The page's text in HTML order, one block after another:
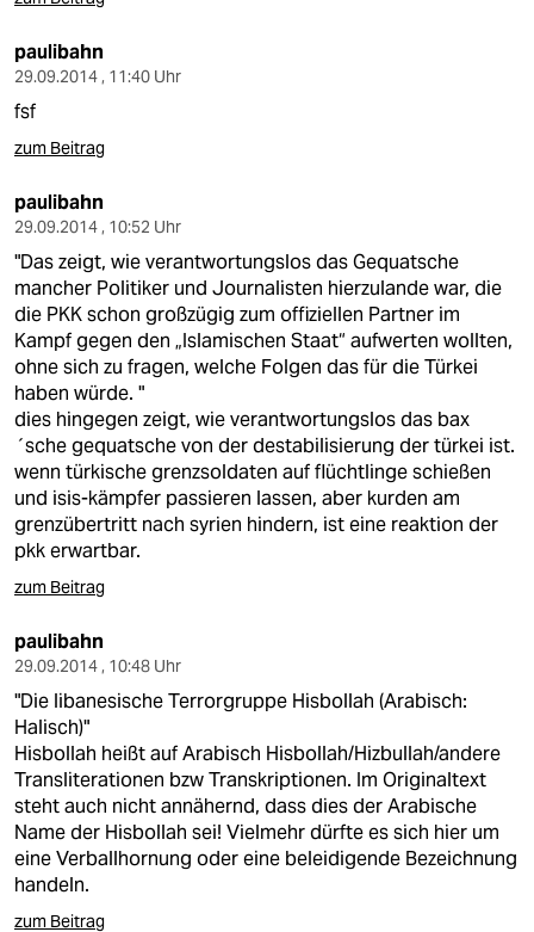
paulibahn
29.09.2014 , 11:40 Uhr
fsf
zum Beitrag
paulibahn
29.09.2014 , 10:52 Uhr
"Das zeigt, wie verantwortungslos das Gequatsche
mancher Politiker und Journalisten hierzulande war, die
die PKK schon großzügig zum offiziellen Partner im
Kampf gegen den „Islamischen Staat“ aufwerten wollten,
ohne sich zu fragen, welche Folgen das für die Türkei
haben würde. "
dies hingegen zeigt, wie verantwortungslos das bax
´sche gequatsche von der destabilisierung der türkei ist.
wenn türkische grenzsoldaten auf flüchtlinge schießen
und isis-kämpfer passieren lassen, aber kurden am
grenzübertritt nach syrien hindern, ist eine reaktion der
pkk erwartbar.
zum Beitrag
paulibahn
29.09.2014 , 10:48 Uhr
"Die libanesische Terrorgruppe Hisbollah (Arabisch:
Halisch)"
Hisbollah heißt auf Arabisch Hisbollah/Hizbullah/andere
Transliterationen bzw Transkriptionen. Im Originaltext
steht auch nicht annähernd, dass dies der Arabische
Name der Hisbollah sei! Vielmehr dürfte es sich hier um
eine Verballhornung oder eine beleidigende Bezeichnung
handeln.
zum Beitrag